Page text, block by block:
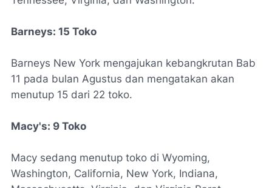
Barneys: 15 Toko
Barneys New York mengajukan kebangkrutan Bab
11 pada bulan Agustus dan mengatakan akan
menutup 15 dari 22 toko.
Macy's: 9 Toko
Macy sedang menutup toko di Wyoming,
Washington, California, New York, Indiana,